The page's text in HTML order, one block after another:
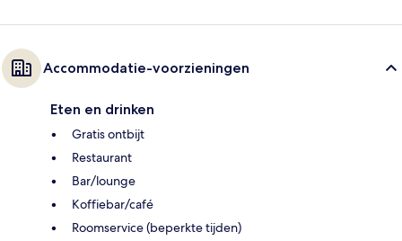
Accommodatie-voorzieningen
Eten en drinken
Gratis ontbijt
Restaurant
Bar/lounge
Koffiebar/café
Roomservice (beperkte tijden)